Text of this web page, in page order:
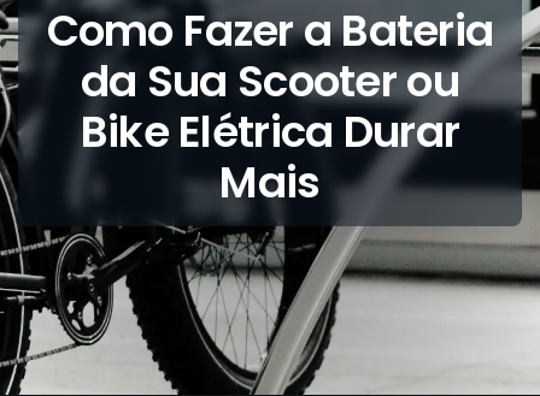
Como Fazer a Bateria
da Sua Scooter ou
Bike Elétrica Durar
Mais